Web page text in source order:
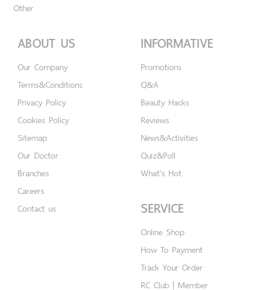
Other
ABOUT US
Our Company
Terms&Conditions
Privacy Policy
Cookies Policy
Sitemap
Our Doctor
Branches
Careers
Contact us
INFORMATIVE
Promotions
Q&A
Beauty Hacks
Reviews
News&Activities
Quiz&Poll
What's Hot
SERVICE
Online Shop
How To Payment
Track Your Order
RC Club | Member